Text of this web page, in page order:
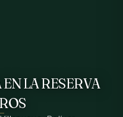
LA RESERVA